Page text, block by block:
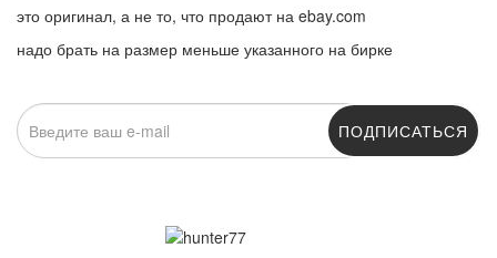
это оригинал, а не то, что продают на ebay.com
надо брать на размер меньше указанного на бирке
ПОДПИСАТЬСЯ